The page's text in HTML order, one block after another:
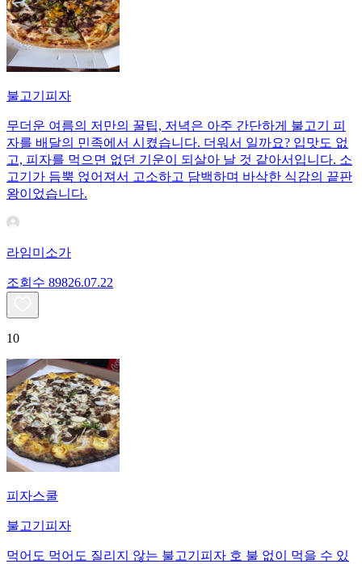
불고기피자
무더운 여름의 저만의 꿀팁, 저녁은 아주 간단하게 불고기 피
자를 배달의 민족에서 시켰습니다. 더워서 일까요? 입맛도 없
고, 피자를 먹으면 없던 기운이 되살아 날 것 같아서입니다. 소
고기가 듬뿍 얹어져서 고소하고 담백하며 바삭한 식감의 끝판
왕이었습니다.
라임미소가
조회수 89826.07.22
10
피자스쿨
불고기피자
먹어도 먹어도 질리지 않는 불고기피자 호 불 없이 먹을 수 있